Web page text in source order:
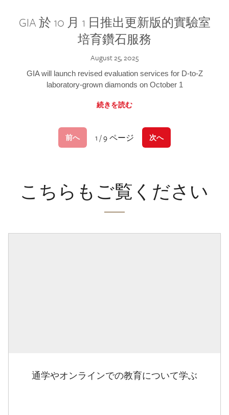
GIA 於 10 月 1 日推出更新版的實驗室
培育鑽石服務
August 25, 2025
GIA will launch revised evaluation services for D-to-Z
laboratory-grown diamonds on October 1
続きを読む
前へ 1 / 9 ページ 次へ
こちらもご覧ください
通学やオンラインでの教育について学ぶ